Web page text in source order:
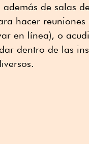
de salas
hacer reuniones
en línea), o
dentro de las